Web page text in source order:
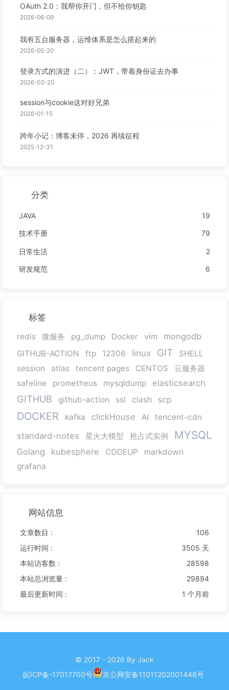
OAuth 2.0：我帮你开门，但不给你钥匙
2026-06-09
我有五台服务器，运维体系是怎么搭起来的
2026-05-20
登录方式的演进（二）：JWT，带着身份证去办事
2026-03-20
session与cookie这对好兄弟
2026-01-15
跨年小记：博客未停，2026 再续征程
2025-12-31
分类
JAVA
19
技术手册
79
日常生活
2
研发规范
6
标签
redis 微服务 pg_dump Docker vim mongodb
GITHUB-ACTION ftp 12306 linux GIT
SHELL
session
atlas tencent pages CENTOS
云服务器
safeline
prometheus mysqldump elasticsearch
GITHUB github-action ssl clash scp
DOCKER kafka clickHouse AI tencent-cdn
standard-notes 星火大模型 抢占式实例 MYSQL
Golang kubesphere CODEUP
markdown
grafana
网站信息
文章数目 :
106
运行时间 :
3505 天
本站访客数 :
28598
本站总浏览量 :
29894
最后更新时间 :
1 个月前
© 2017 - 2026 By Jack
皖ICP备-17017700号
京公网安备11011202001448号